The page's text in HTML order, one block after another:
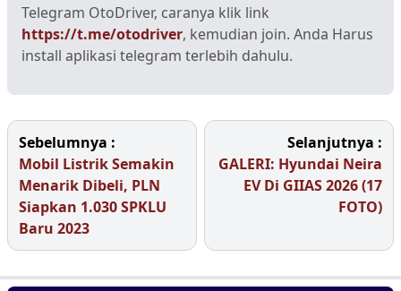
Telegram OtoDriver, caranya klik link
https://t.me/otodriver, kemudian join. Anda Harus
install aplikasi telegram terlebih dahulu.
Sebelumnya :
Mobil Listrik Semakin
Menarik Dibeli, PLN
Siapkan 1.030 SPKLU
Baru 2023
Selanjutnya :
GALERI: Hyundai Neira
EV Di GIIAS 2026 (17
FOTO)